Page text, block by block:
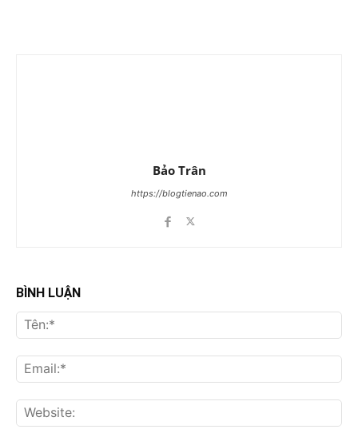
Bảo Trân
https://blogtienao.com
BÌNH LUẬN